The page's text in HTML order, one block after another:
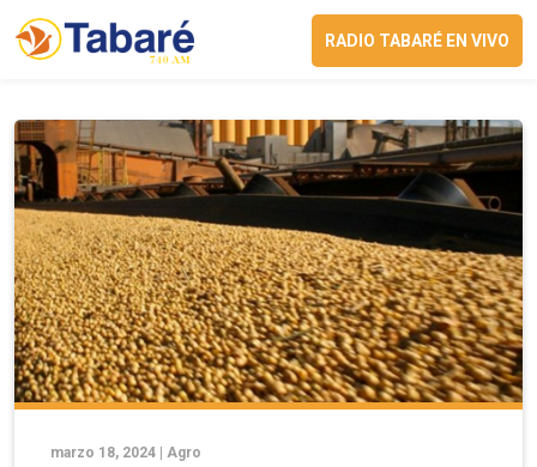
RADIO TABARÉ EN VIVO
marzo 18, 2024 | Agro